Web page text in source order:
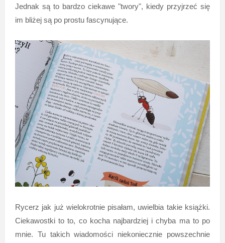
Jednak są to bardzo ciekawe "twory", kiedy przyjrzeć się
im bliżej są po prostu fascynujące.
Rycerz jak już wielokrotnie pisałam, uwielbia takie książki.
Ciekawostki to to, co kocha najbardziej i chyba ma to po
mnie. Tu takich wiadomości niekoniecznie powszechnie